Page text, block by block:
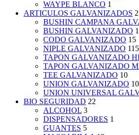
WAYPE BLANCO 1
ARTICULOS GALVANIZADOS
BUSHIN CAMPANA
BUSHIN GALVANIZADO
CODO GALVANIZADO 15
NIPLE GALVANIZADO 115
TAPON GALVANIZADO
TAPON GALVANIZADO
TEE GALVANIZADO 10
UNION GALVANIZADO 10
UNION UNIVERSAL
BIO SEGURIDAD 22
ALCOHOL 3
DISPENSADORES 1
GUANTES 5